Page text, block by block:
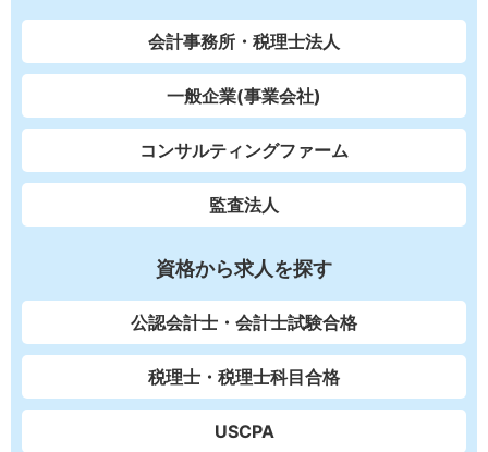
会計事務所・税理士法人
一般企業(事業会社)
コンサルティングファーム
監査法人
資格から求人を探す
公認会計士・会計士試験合格
税理士・税理士科目合格
USCPA